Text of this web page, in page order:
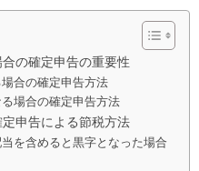
の確定申告の重要性
合の確定申告方法
場合の確定申告方法
申告による節税方法
を含めると黒字となった場合